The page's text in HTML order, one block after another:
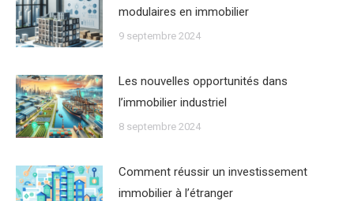
modulaires en immobilier
9 septembre 2024
Les nouvelles opportunités dans
lʼimmobilier industriel
8 septembre 2024
Comment réussir un investissement
immobilier à lʼétranger